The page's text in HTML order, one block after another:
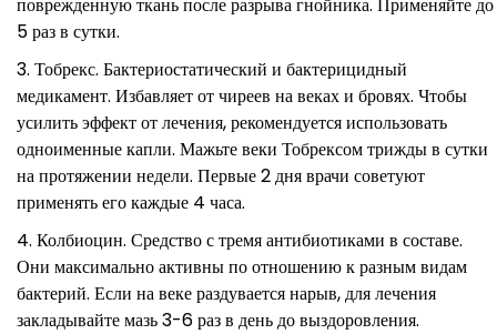
5 раз в сутки.
Тобрекс. Бактериостатический и бактерицидный
медикамент. Избавляет от чиреев на веках и бровях. Чтобы
усилить эффект от лечения, рекомендуется использовать
одноименные капли. Мажьте веки Тобрексом трижды в сутки
на протяжении недели. Первые 2 дня врачи советуют
применять его каждые 4 часа.
Колбиоцин. Средство с тремя антибиотиками в составе.
Они максимально активны по отношению к разным видам
бактерий. Если на веке раздувается нарыв, для лечения
закладывайте мазь 3-6 раз в день до выздоровления.